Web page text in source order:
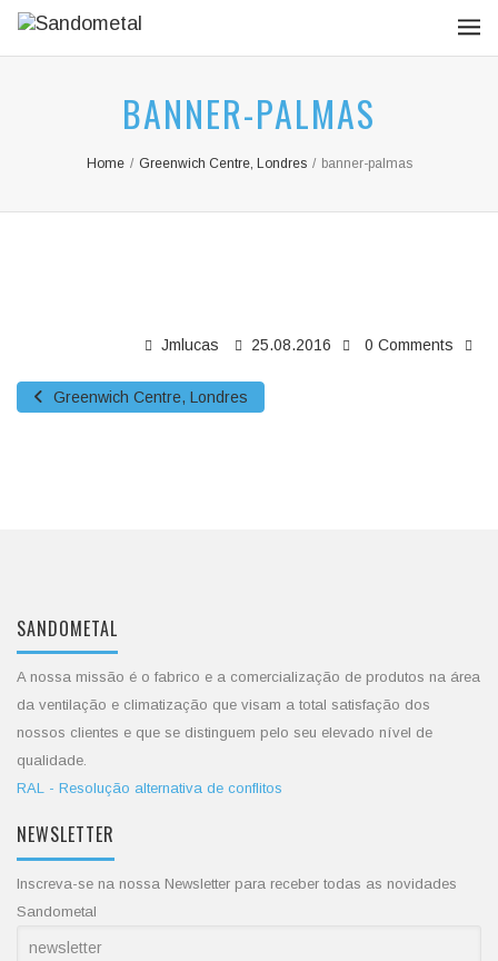
BANNER-PALMAS
Home / Greenwich Centre, Londres / banner-palmas
Jmlucas 25.08.2016 0 Comments
Greenwich Centre, Londres
SANDOMETAL
A nossa missão é o fabrico e a comercialização de produtos na área
da ventilação e climatização que visam a total satisfação dos
nossos clientes e que se distinguem pelo seu elevado nível de
qualidade.
RAL - Resolução alternativa de conflitos
NEWSLETTER
Inscreva-se na nossa Newsletter para receber todas as novidades
Sandometal